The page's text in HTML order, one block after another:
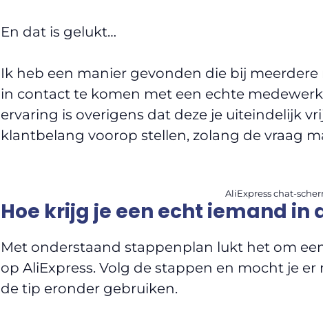
En dat is gelukt…
Ik heb een manier gevonden die bij
in contact te komen met een echte
ervaring is overigens dat deze je uiteindelijk
klantbelang voorop stellen, zolang de vraag
AliExpress chat-
Hoe krijg je een echt iemand in
Met onderstaand stappenplan lukt het om
op AliExpress. Volg de stappen en mocht je
de tip eronder gebruiken.